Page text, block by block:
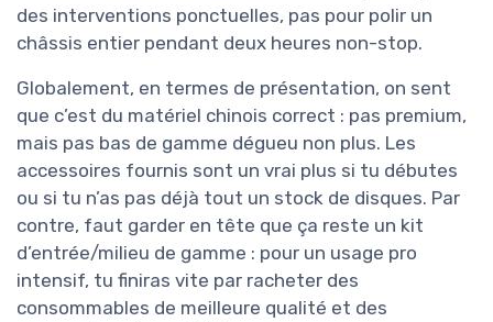
des interventions ponctuelles, pas pour polir un
châssis entier pendant deux heures non-stop.
Globalement, en termes de présentation, on sent
que c’est du matériel chinois correct : pas premium,
mais pas bas de gamme dégueu non plus. Les
accessoires fournis sont un vrai plus si tu débutes
ou si tu n’as pas déjà tout un stock de disques. Par
contre, faut garder en tête que ça reste un kit
d’entrée/milieu de gamme : pour un usage pro
intensif, tu finiras vite par racheter des
consommables de meilleure qualité et des